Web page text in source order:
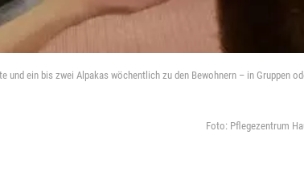
ein bis zwei Alpakas wöchentlich zu den Bewohnern – in Gruppen
Foto: Pflegezentrum